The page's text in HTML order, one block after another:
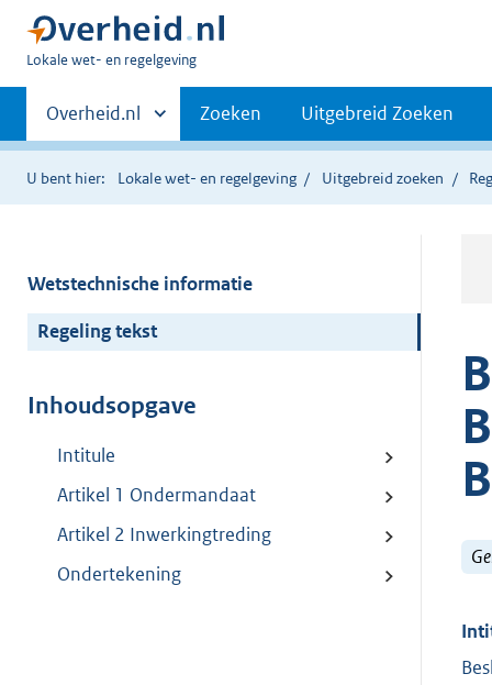
U
hier:
Lokale wet- en regelgeving
Primaire
navigatie
Andere
sites
binnen
Overheid.nl Zoeken Uitgebreid Zoeken
U bent hier: Lokale wet- en regelgeving Uitgebreid zoeken
Wetstechnische informatie
Regeling tekst
Inhoudsopgave
Intitule
Artikel 1 Ondermandaat
Artikel 2 Inwerkingtreding
Ondertekening